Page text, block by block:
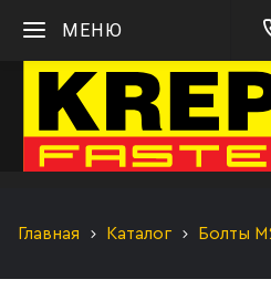
МЕНЮ
Главная Каталог Болты